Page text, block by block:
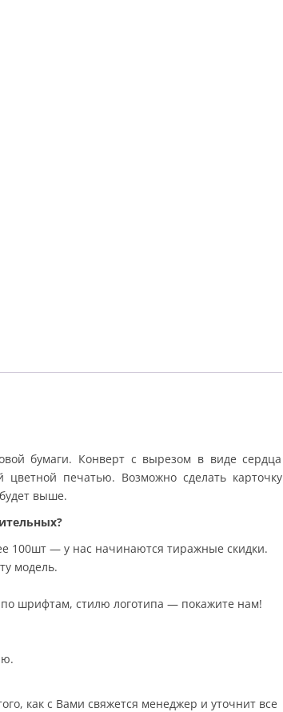
бумаги. Конверт с вырезом в виде сердца
печатью. Возможно сделать карточку
выше.
100шт — у нас начинаются тиражные скидки.
модель.
по шрифтам, стилю логотипа — покажите нам!
как с Вами свяжется менеджер и уточнит все